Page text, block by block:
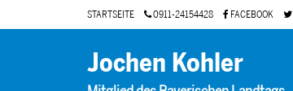
STARTSEITE 0911-24154428 FACEBOOK
Jochen Kohler